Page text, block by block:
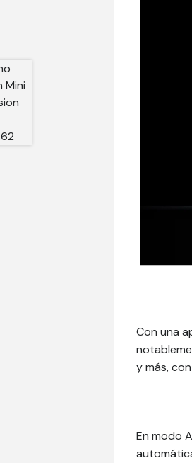
Con una
y más,
En modo